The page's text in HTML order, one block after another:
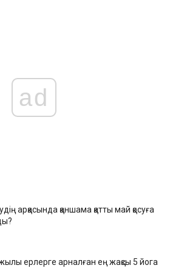
ad
арқасында қаншама қатты май қосуға
ерлерге арналған ең жақсы 5 йога